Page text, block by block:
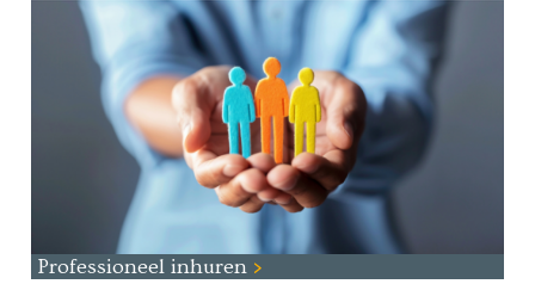
Professioneel inhuren